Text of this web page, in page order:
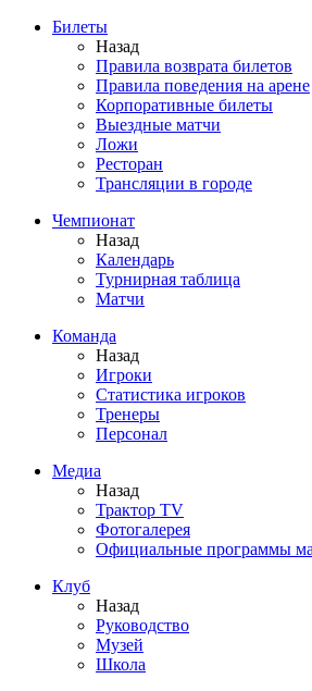
Билеты
Назад
Правила возврата билетов
Правила поведения на арене
Корпоративные билеты
Выездные матчи
Ложи
Ресторан
Трансляции в городе
Чемпионат
Назад
Календарь
Турнирная таблица
Матчи
Команда
Назад
Игроки
Статистика игроков
Тренеры
Персонал
Медиа
Назад
Трактор TV
Фотогалерея
Официальные программы
Клуб
Назад
Руководство
Музей
Школа